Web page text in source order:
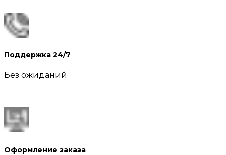
Поддержка 24/7
Без ожиданий
Оформление заказа